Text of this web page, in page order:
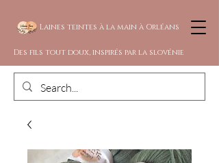
Laines teintes à la main à Orléans
Des fils tout doux, inspirés par la slovénie